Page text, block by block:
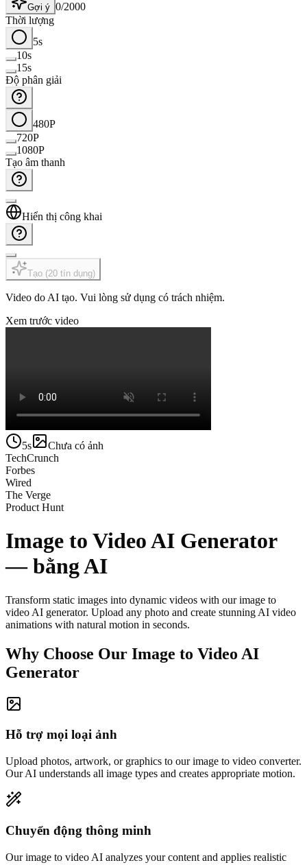
Gợi ý 0/2000
Thời lượng
5s
10s
15s
Độ phân giải
480P
720P
1080P
Tạo âm thanh
Hiển thị công khai
Tạo (20 tín dụng)
Video do AI tạo. Vui lòng sử dụng có trách nhiệm.
Xem trước video
5s
Chưa có ảnh
TechCrunch
Forbes
Wired
The Verge
Product Hunt
Image to Video AI Generator
— bằng AI
Transform static images into dynamic videos with our image to
video AI generator. Upload any photo and create stunning AI video
animations with natural motion in seconds.
Why Choose Our Image to Video AI
Generator
Hỗ trợ mọi loại ảnh
Upload photos, artwork, or graphics to our image to video converter.
Our AI understands all image types and creates appropriate motion.
Chuyển động thông minh
Our image to video AI analyzes your content and applies realistic